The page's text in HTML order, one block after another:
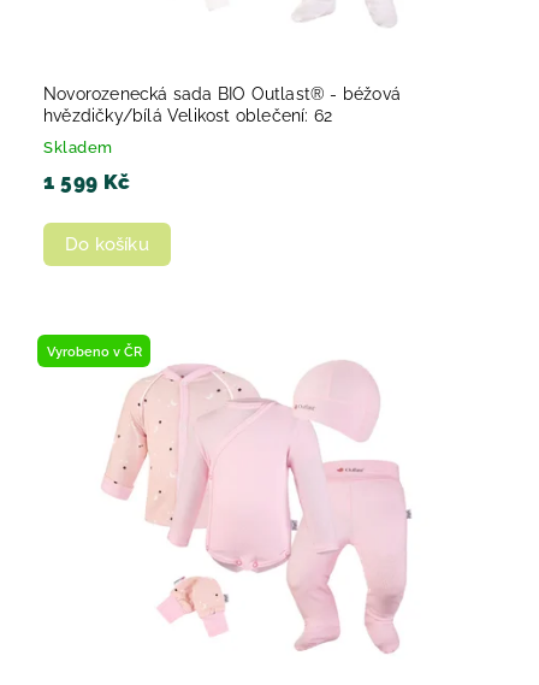
Novorozenecká sada BIO Outlast® - béžová
hvězdičky/bílá Velikost oblečení: 62
Skladem
1 599 Kč
Do košíku
Vyrobeno v ČR